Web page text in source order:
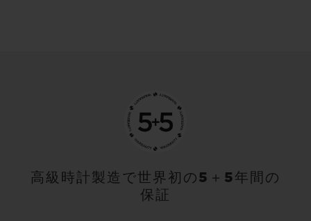
高級時計製造で世界初の5＋5年間の
保証